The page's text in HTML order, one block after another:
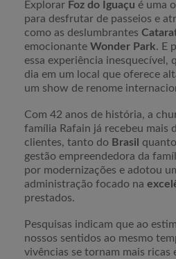
Explorar Foz do Iguaçu é uma
para desfrutar de passeios e
como as deslumbrantes
emocionante Wonder Park. E
essa experiência inesquecível,
dia em um local que oferece
um show de renome
Com 42 anos de história, a
família Rafain já recebeu mais
clientes, tanto do Brasil
gestão empreendedora da
por modernizações e adotou
administração focado na
prestados.
Pesquisas indicam que ao
nossos sentidos ao mesmo
vivências se tornam mais ricas